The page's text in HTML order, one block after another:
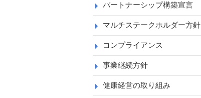
パートナーシップ構築宣言
マルチステークホルダー方針
コンプライアンス
事業継続方針
健康経営の取り組み